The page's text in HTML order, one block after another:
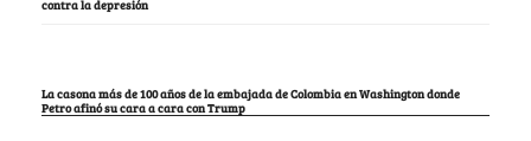
contra la depresión
La casona más de 100 años de la embajada de Colombia en Washington donde
Petro afinó su cara a cara con Trump